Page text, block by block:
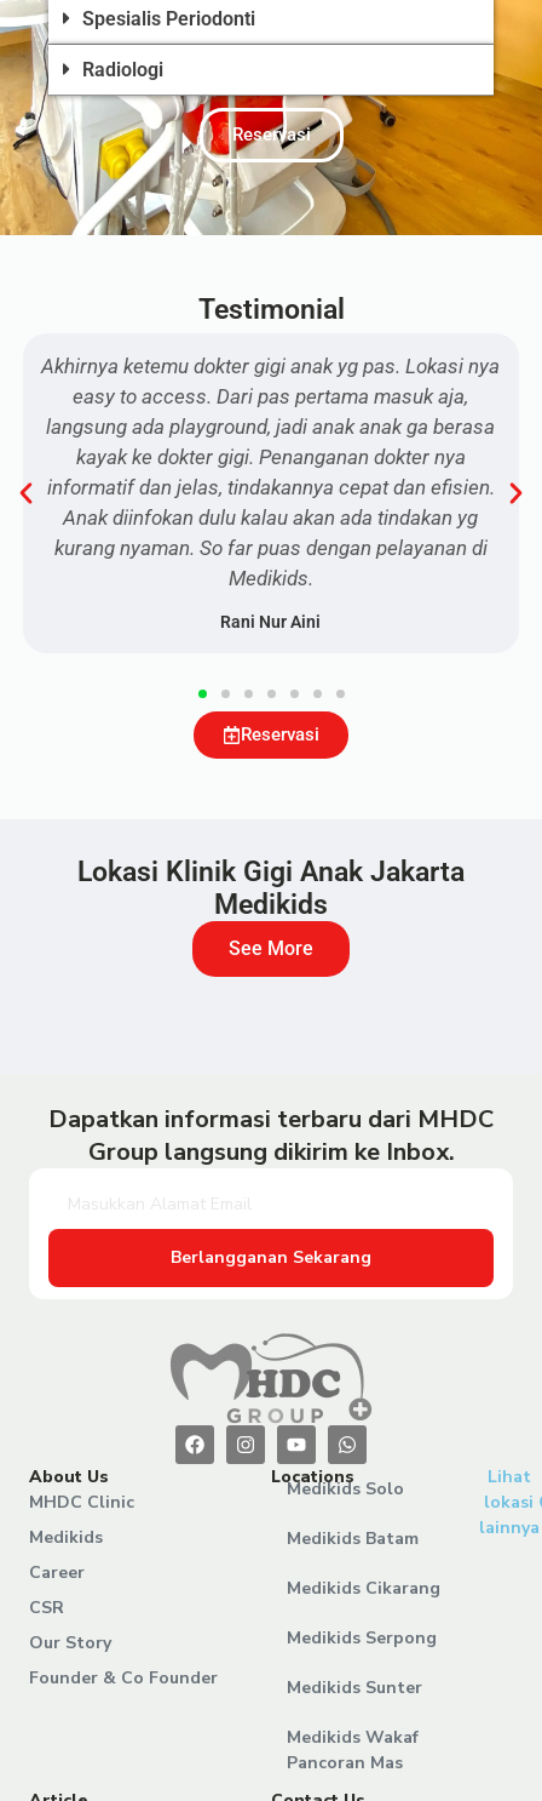
Spesialis Periodonti
Radiologi
Reservasi
Testimonial
Akhirnya ketemu dokter gigi anak yg pas. Lokasi nya
easy to access. Dari pas pertama masuk aja,
langsung ada playground, jadi anak anak ga berasa
kayak ke dokter gigi. Penanganan dokter nya
informatif dan jelas, tindakannya cepat dan efisien.
Anak diinfokan dulu kalau akan ada tindakan yg
kurang nyaman. So far puas dengan pelayanan di
Medikids.
Rani Nur Aini
Reservasi
Lokasi Klinik Gigi Anak Jakarta
Medikids
See More
Dapatkan informasi terbaru dari MHDC
Group langsung dikirim ke Inbox.
Berlangganan Sekarang
About Us
MHDC Clinic
Medikids
Career
CSR
Our Story
Founder & Co Founder
Locations
Medikids Solo
Medikids Batam
Medikids Cikarang
Medikids Serpong
Medikids Sunter
Medikids Wakaf
Pancoran Mas
Lihat
lokasi
lainnya